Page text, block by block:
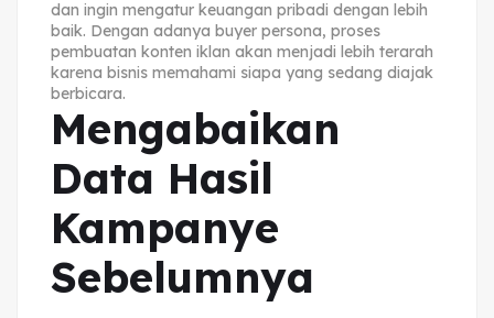
dan ingin mengatur keuangan pribadi dengan lebih
baik. Dengan adanya buyer persona, proses
pembuatan konten iklan akan menjadi lebih terarah
karena bisnis memahami siapa yang sedang diajak
berbicara.
Mengabaikan
Data Hasil
Kampanye
Sebelumnya